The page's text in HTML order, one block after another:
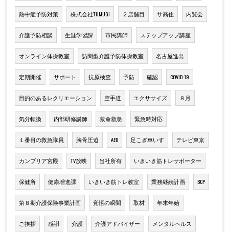
熱中症予防対策 株式会社TUMUGI ２店舗目 サ高住 内覧会
介護予防相談 生涯学習課 市民講師 ステップアップ講座
オンライン体操教室 訪問型介護予防体操教室 名古屋進出
定期開催 サポート 抗原検査 予防 確認 COVID-19
目的のあるレクリエーション 空手道 エクササイズ ８月
気分転換 内部研修講師 救命救急 緊急時対応
１番目の救急隊員 胸骨圧迫 AED 足こぎ車いす テレビ東京
カンブリア宮殿 TV放映 当社所有 いきいき筋トレサポーター
保健所 健康増進課 いきいき筋トレ教室 業務継続計画 BCP
第８期介護保険事業計画 覚悟の瞬間 取材 年末年始
ご挨拶 感謝 介護 介護アドバイザー メンタルヘルス